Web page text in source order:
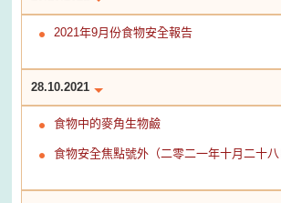
2021年9月份食物安全報告
28.10.2021
食物中的麥角生物鹼
食物安全焦點號外（二零二一年十月二十八